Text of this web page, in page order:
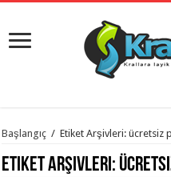
istanbul
evden
eve
Başlangıç / Etiket Arşivleri: ücretsiz
Etiket Arşivleri: